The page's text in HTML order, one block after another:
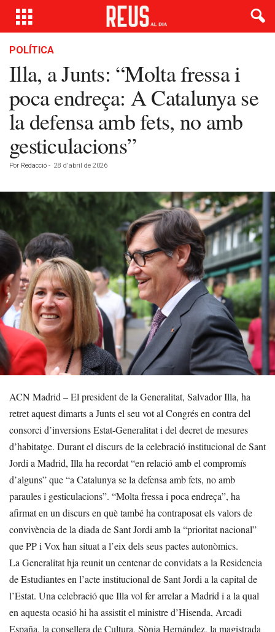
POLÍTICA
Illa, a Junts: “Molta fressa i
poca endreça: A Catalunya se
la defensa amb fets, no amb
gesticulacions”
Por Redacció - 28 d'abril de 2026
ACN Madrid – El president de la Generalitat, Salvador Illa, ha
retret aquest dimarts a Junts el seu vot al Congrés en contra del
consorci d’inversions Estat-Generalitat i del decret de mesures
d’habitatge. Durant el discurs de la celebració institucional de Sant
Jordi a Madrid, Illa ha recordat “en relació amb el compromís
d’alguns” que “a Catalunya se la defensa amb fets, no amb
paraules i gesticulacions”. “Molta fressa i poca endreça”, ha
afirmat en un discurs en què també ha contraposat els valors de
convivència de la diada de Sant Jordi amb la “prioritat nacional”
que PP i Vox han situat a l’eix dels seus pactes autonòmics.
La Generalitat hja reunit un centenar de convidats a la Residencia
de Estudiantes en l’acte institucional de Sant Jordi a la capital de
l’Estat. Una celebració que Illa vol fer arrelar a Madrid i a la qual
en aquesta ocasió hi ha assistit el ministre d’Hisenda, Arcadi
España, la consellera de Cultura, Sònia Hernández, la magistrada